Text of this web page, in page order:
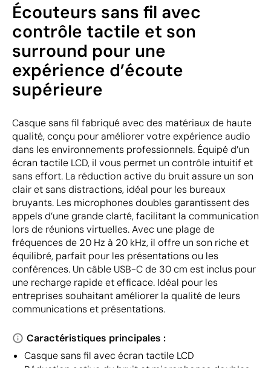
Écouteurs sans fil avec
contrôle tactile et son
surround pour une
expérience d’écoute
supérieure
Casque sans fil fabriqué avec des matériaux de haute
qualité, conçu pour améliorer votre expérience audio
dans les environnements professionnels. Équipé d’un
écran tactile LCD, il vous permet un contrôle intuitif et
sans effort. La réduction active du bruit assure un son
clair et sans distractions, idéal pour les bureaux
bruyants. Les microphones doubles garantissent des
appels d’une grande clarté, facilitant la communication
lors de réunions virtuelles. Avec une plage de
fréquences de 20 Hz à 20 kHz, il offre un son riche et
équilibré, parfait pour les présentations ou les
conférences. Un câble USB-C de 30 cm est inclus pour
une recharge rapide et efficace. Idéal pour les
entreprises souhaitant améliorer la qualité de leurs
communications et présentations.
Caractéristiques principales :
Casque sans fil avec écran tactile LCD